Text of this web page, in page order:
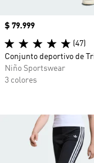
Precio
$ 79.999
(47)
Conjunto deportivo de
Niño Sportswear
3 colores